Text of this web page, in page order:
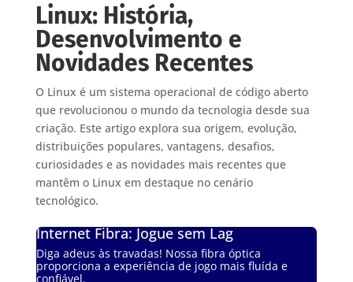
Linux: História,
Desenvolvimento e
Novidades Recentes
O Linux é um sistema operacional de código aberto
que revolucionou o mundo da tecnologia desde sua
criação. Este artigo explora sua origem, evolução,
distribuições populares, vantagens, desafios,
curiosidades e as novidades mais recentes que
mantêm o Linux em destaque no cenário
tecnológico.
Internet Fibra: Jogue sem Lag
Diga adeus às travadas! Nossa fibra óptica
proporciona a experiência de jogo mais fluída e
confiável.